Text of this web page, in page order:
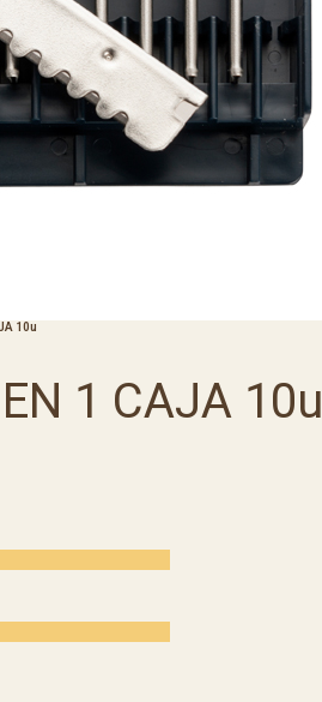
10u
1 CAJA 10u